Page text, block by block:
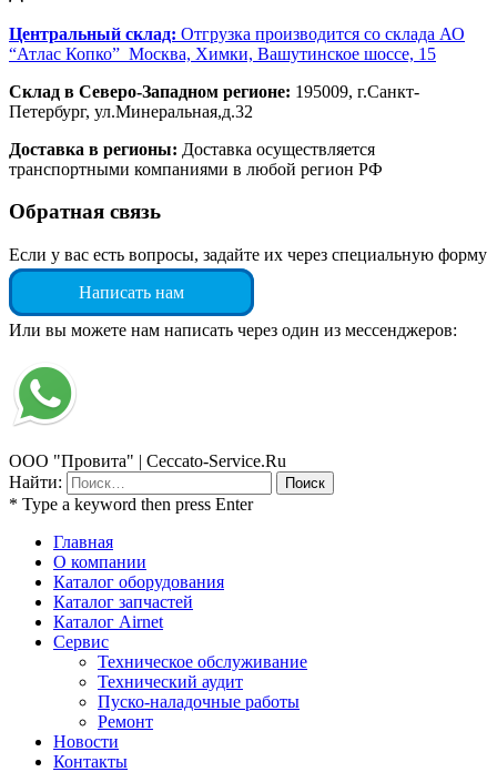
Центральный склад: Отгрузка производится со склада АО
“Атлас Копко” Москва, Химки, Вашутинское шоссе, 15
Склад в Северо-Западном регионе: 195009, г.Санкт-
Петербург, ул.Минеральная,д.32
Доставка в регионы: Доставка осуществляется
транспортными компаниями в любой регион РФ
Обратная связь
Если у вас есть вопросы, задайте их через специальную форму
Написать нам
Или вы можете нам написать через один из мессенджеров:
ООО "Провита" | Ceccato-Service.Ru
Найти:
* Type a keyword then press Enter
Главная
О компании
Каталог оборудования
Каталог запчастей
Каталог Airnet
Сервис
Техническое обслуживание
Технический аудит
Пуско-наладочные работы
Ремонт
Новости
Контакты